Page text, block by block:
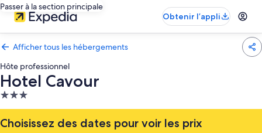
Passer à la section principale
Obtenir l’appli
Afficher tous les hébergements
Hôte professionnel
Hotel Cavour
Hébergement
3.0 étoiles
Choisissez des dates pour voir les prix